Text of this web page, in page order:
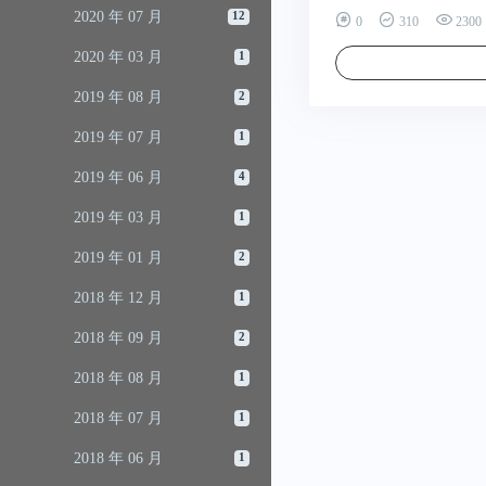
2020 年 07 月 12
2020 年 03 月 1
2019 年 08 月 2
2019 年 07 月 1
2019 年 06 月 4
2019 年 03 月 1
2019 年 01 月 2
2018 年 12 月 1
2018 年 09 月 2
2018 年 08 月 1
2018 年 07 月 1
2018 年 06 月 1
0 310 2300